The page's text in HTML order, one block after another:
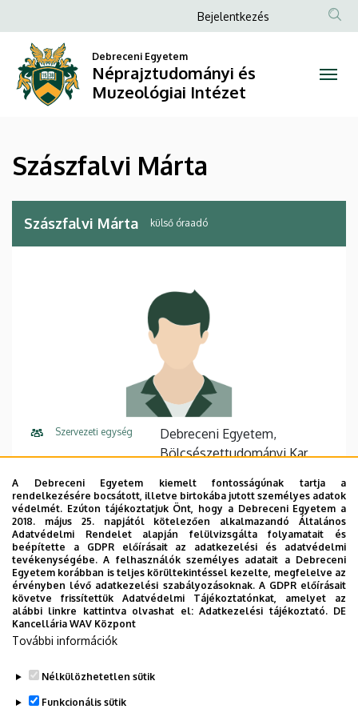
Márta
Néprajztudományi
Muzeológiai
Intézet
a
tartalomra
Anonim
fiók
menüje
Bejelentkezés
Debreceni Egyetem
Néprajztudományi és
Muzeológiai Intézet
Szászfalvi Márta
Szászfalvi Márta külső óraadó
Szervezeti egység
Debreceni Egyetem,
Bölcsészettudományi Kar,
Muzeológiai Intézet, Néprajzi
nem önálló Tanszék
Központi telefonszám +36 52 512 900 22410
Cím 4032 Debrecen Egyetem tér 1
Épület
Főépület (Egyetem téri
A Debreceni Egyetem kiemelt fontosságúnak tartja a
rendelkezésére bocsátott, illetve birtokába jutott személyes adatok
védelmét. Ezúton tájékoztatjuk Önt, hogy a Debreceni Egyetem a
2018. május 25. napjától kötelezően alkalmazandó Általános
Adatvédelmi Rendelet alapján felülvizsgálta folyamatait és
beépítette a GDPR előírásait az adatkezelési és adatvédelmi
tevékenységébe. A felhasználók személyes adatait a Debreceni
Egyetem korábban is teljes körültekintéssel kezelte, megfelelve az
érvényben lévő adatkezelési szabályozásoknak. A GDPR előírásait
követve frissítettük Adatvédelmi Tájékoztatónkat, amelyet az
alábbi linkre kattintva olvashat el:Adatkezelési tájékoztató. DE
Kancellária WAV Központ
További információk
Nélkülözhetetlen sütik
Funkcionális sütik